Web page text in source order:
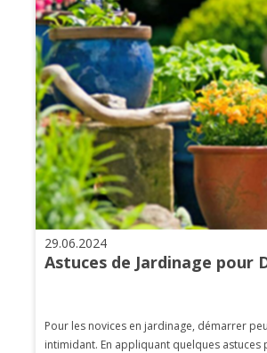
29.06.2024
Astuces de Jardinage pour
Pour les novices en jardinage, démarrer
intimidant. En appliquant quelques astuces